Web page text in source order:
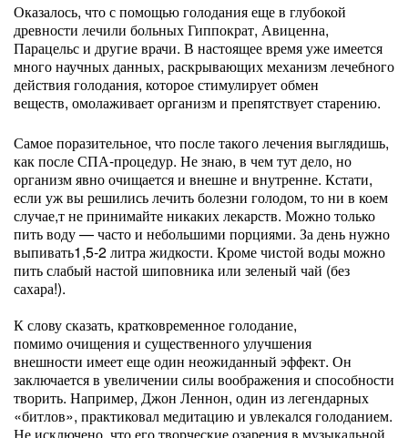
Оказалось, что с помощью голодания еще в глубокой
древности лечили больных Гиппократ, Авиценна,
Парацельс и другие врачи. В настоящее время уже имеется
много научных данных, раскрывающих механизм лечебного
действия голодания, которое стимулирует обмен
веществ, омолаживает организм и препятствует старению.
Самое поразительное, что после такого лечения выглядишь,
как после СПА-процедур. Не знаю, в чем тут дело, но
организм явно очищается и внешне и внутренне. Кстати,
если уж вы решились лечить болезни голодом, то ни в коем
случае,т не принимайте никаких лекарств. Можно только
пить воду — часто и небольшими порциями. За день нужно
выпивать1,5-2 литра жидкости. Кроме чистой воды можно
пить слабый настой шиповника или зеленый чай (без
сахара!).
К слову сказать, кратковременное голодание,
помимо очищения и существенного улучшения
внешности имеет еще один неожиданный эффект. Он
заключается в увеличении силы воображения и способности
творить. Например, Джон Леннон, один из легендарных
«битлов», практиковал медитацию и увлекался голоданием.